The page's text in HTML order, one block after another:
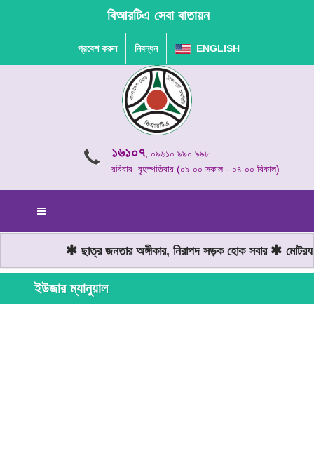
বিআরটিএ সেবা বাতায়ন
প্রবেশ করুন নিবন্ধন ENGLISH
১৬১০৭, ০৯৬১০ ৯৯০ ৯৯৮
রবিবার–বৃহস্পতিবার (০৯.০০ সকাল - ০৪.০০ বিকাল)
ছাত্র জনতার অঙ্গীকার, নিরাপদ সড়ক হোক সবার
ইউজার ম্যানুয়াল